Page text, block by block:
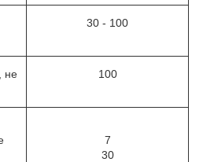
30 - 100
не
100
7
30